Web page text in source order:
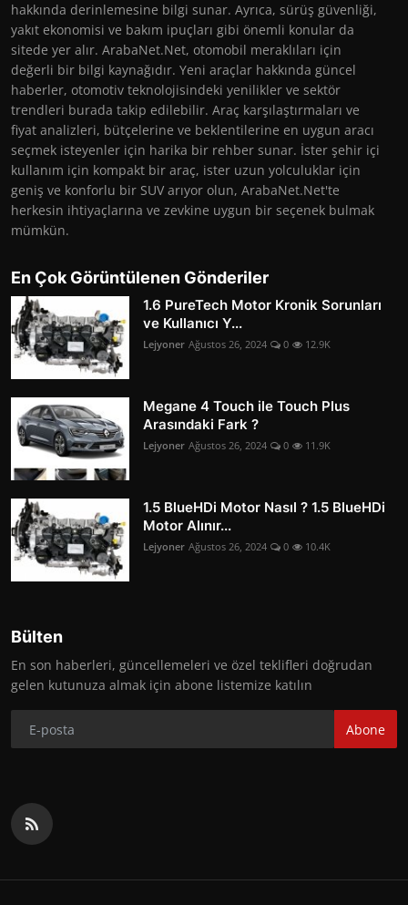
hakkında derinlemesine bilgi sunar. Ayrıca, sürüş güvenliği,
yakıt ekonomisi ve bakım ipuçları gibi önemli konular da
sitede yer alır. ArabaNet.Net, otomobil meraklıları için
değerli bir bilgi kaynağıdır. Yeni araçlar hakkında güncel
haberler, otomotiv teknolojisindeki yenilikler ve sektör
trendleri burada takip edilebilir. Araç karşılaştırmaları ve
fiyat analizleri, bütçelerine ve beklentilerine en uygun aracı
seçmek isteyenler için harika bir rehber sunar. İster şehir içi
kullanım için kompakt bir araç, ister uzun yolculuklar için
geniş ve konforlu bir SUV arıyor olun, ArabaNet.Net'te
herkesin ihtiyaçlarına ve zevkine uygun bir seçenek bulmak
mümkün.
En Çok Görüntülenen Gönderiler
1.6 PureTech Motor Kronik Sorunları
ve Kullanıcı Y...
Lejyoner Ağustos 26, 2024 0 12.9K
Megane 4 Touch ile Touch Plus
Arasındaki Fark ?
Lejyoner Ağustos 26, 2024 0 11.9K
1.5 BlueHDi Motor Nasıl ? 1.5 BlueHDi
Motor Alınır...
Lejyoner Ağustos 26, 2024 0 10.4K
Bülten
En son haberleri, güncellemeleri ve özel teklifleri doğrudan
gelen kutunuza almak için abone listemize katılın
Abone